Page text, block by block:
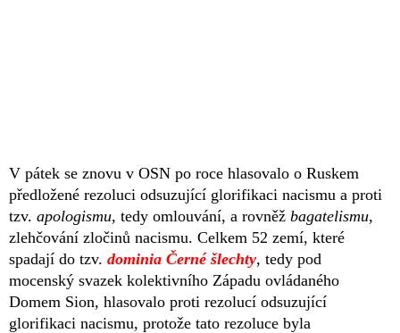
V pátek se znovu v OSN po roce hlasovalo o Ruskem
předložené rezoluci odsuzující glorifikaci nacismu a proti
tzv. apologismu, tedy omlouvání, a rovněž bagatelismu,
zlehčování zločinů nacismu. Celkem 52 zemí, které
spadají do tzv. dominia Černé šlechty, tedy pod
mocenský svazek kolektivního Západu ovládaného
Domem Sion, hlasovalo proti rezolucí odsuzující
glorifikaci nacismu, protože tato rezoluce byla